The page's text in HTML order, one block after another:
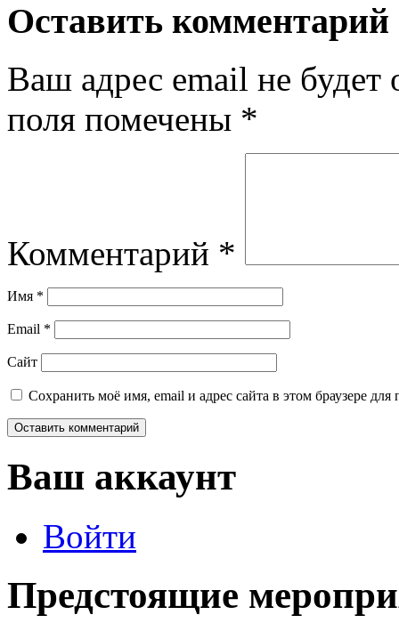
Оставить комментарий
Ваш адрес email не будет
поля помечены *
Комментарий *
Имя *
Email *
Сайт
Сохранить моё имя, email и адрес сайта в этом браузере
Ваш аккаунт
Войти
Предстоящие